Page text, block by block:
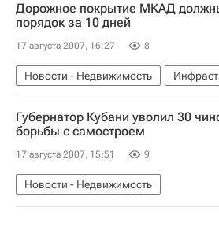
Дорожное покрытие МКАД
порядок за 10 дней
17 августа 2007, 16:27 8
Новости - Недвижимость
Губернатор Кубани уволил 30
борьбы с самостроем
17 августа 2007, 15:51 9
Новости - Недвижимость
Коммерческая недвижимость